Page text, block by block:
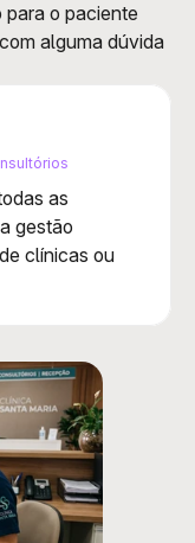
o paciente
alguma dúvida
as
gestão
clínicas ou